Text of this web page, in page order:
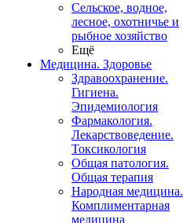
Сельское, водное,
лесное, охотничье и
рыбное хозяйство
Ещё
Медицина. Здоровье
Здравоохранение.
Гигиена.
Эпидемиология
Фармакология.
Лекарствоведение.
Токсикология
Общая патология.
Общая терапия
Народная медицина.
Комплиментарная
медицина